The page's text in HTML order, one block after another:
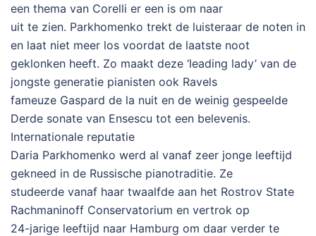
een thema van Corelli er een is om naar
uit te zien. Parkhomenko trekt de luisteraar de noten in
en laat niet meer los voordat de laatste noot
geklonken heeft. Zo maakt deze ‘leading lady’ van de
jongste generatie pianisten ook Ravels
fameuze Gaspard de la nuit en de weinig gespeelde
Derde sonate van Ensescu tot een belevenis.
Internationale reputatie
Daria Parkhomenko werd al vanaf zeer jonge leeftijd
gekneed in de Russische pianotraditie. Ze
studeerde vanaf haar twaalfde aan het Rostrov State
Rachmaninoff Conservatorium en vertrok op
24-jarige leeftijd naar Hamburg om daar verder te